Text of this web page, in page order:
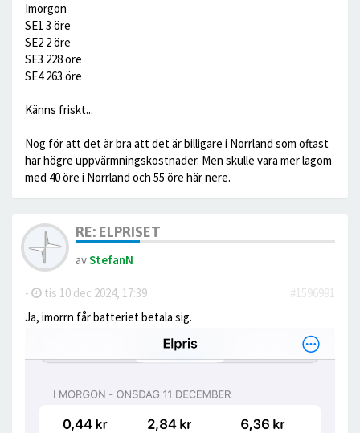
Imorgon
SE1 3 öre
SE2 2 öre
SE3 228 öre
SE4 263 öre
Känns friskt...
Nog för att det är bra att det är billigare i Norrland som oftast
har högre uppvärmningskostnader. Men skulle vara mer lagom
med 40 öre i Norrland och 55 öre här nere.
RE: ELPRISET
avStefanN
- tis 10 dec 2024, 17:39
#1596991
Ja, imorrn får batteriet betala sig.